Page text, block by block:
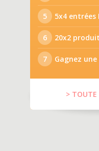
5 5x4 entrées
6 20x2
7 Gagnez
> TOUTE